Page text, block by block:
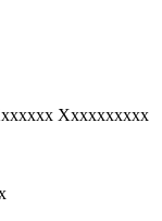
Xxxxxxxxxx